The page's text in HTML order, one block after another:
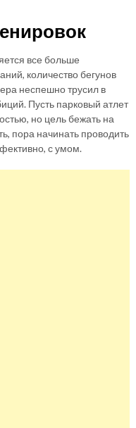
все больше
количество бегунов
неспешно трусил в
Пусть парковый атлет
но цель бежать на
пора начинать проводить
с умом.